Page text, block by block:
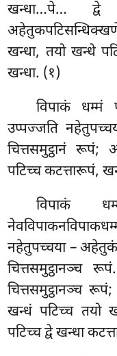
खन्धा…पे…
खन्धा, तयो खन्धे
खन्धा. (१)
विपाकं धम्मं
उप्पज्जति
चित्तसमुट्ठानं
पटिच्च कटत्तारूपं,
विपाकं
नहेतुपच्चया –
चित्तसमुट्ठानञ्च
चित्तसमुट्ठानञ्च
खन्धं पटिच्च तयो
पटिच्च द्वे खन्धा